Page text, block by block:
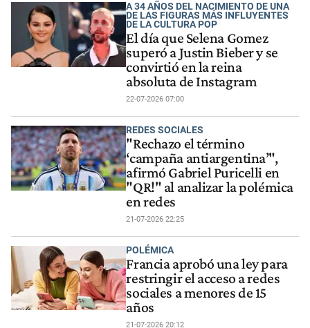
A 34 AÑOS DEL NACIMIENTO DE UNA
DE LAS FIGURAS MÁS INFLUYENTES
DE LA CULTURA POP
El día que Selena Gomez
superó a Justin Bieber y se
convirtió en la reina
absoluta de Instagram
22-07-2026 07:00
REDES SOCIALES
"Rechazo el término
‘campaña antiargentina’",
afirmó Gabriel Puricelli en
"QR!" al analizar la polémica
en redes
21-07-2026 22:25
POLÉMICA
Francia aprobó una ley para
restringir el acceso a redes
sociales a menores de 15
años
21-07-2026 20:12